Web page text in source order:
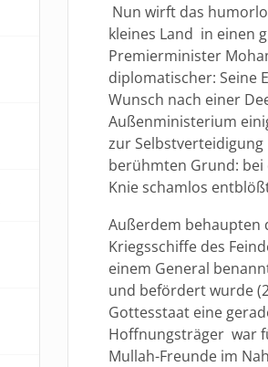
Nun wirft das
kleines Land in einen
Premierminister
diplomatischer: Seine
Wunsch nach einer
Außenministerium
zur
berühmten Grund: bei
Knie schamlos
Außerdem behaupten
Kriegsschiffe des
einem General
und befördert wurde
Gottesstaat eine
Hoffnungsträger war
Mullah-Freunde im